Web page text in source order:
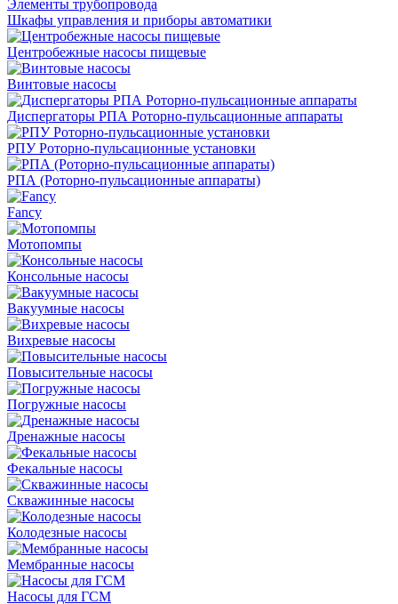
Элементы трубопровода
Шкафы управления и приборы автоматики
Центробежные насосы пищевые
Винтовые насосы
Диспергаторы РПА Роторно-пульсационные аппараты
РПУ Роторно-пульсационные установки
РПА (Роторно-пульсационные аппараты)
Fancy
Мотопомпы
Консольные насосы
Вакуумные насосы
Вихревые насосы
Повысительные насосы
Погружные насосы
Дренажные насосы
Фекальные насосы
Скважинные насосы
Колодезные насосы
Мембранные насосы
Насосы для ГСМ